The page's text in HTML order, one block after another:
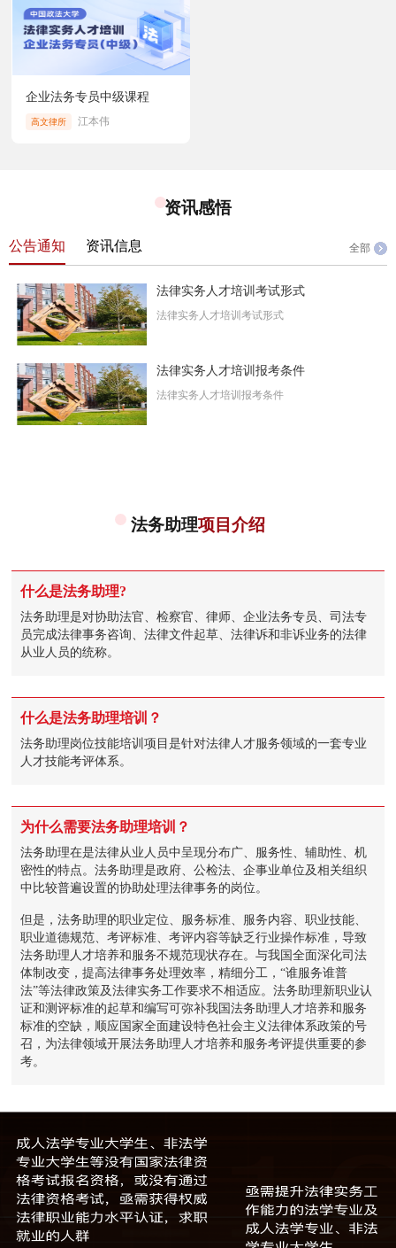
企业法务专员中级课程
高文律所 江本伟
资讯感悟
公告通知 资讯信息 全部
法律实务人才培训考试形式
法律实务人才培训考试形式
法律实务人才培训报考条件
法律实务人才培训报考条件
法务助理项目介绍
什么是法务助理?
法务助理是对协助法官、检察官、律师、企业法务专员、司法专
员完成法律事务咨询、法律文件起草、法律诉和非诉业务的法律
从业人员的统称。
什么是法务助理培训？
法务助理岗位技能培训项目是针对法律人才服务领域的一套专业
人才技能考评体系。
为什么需要法务助理培训？
法务助理在是法律从业人员中呈现分布广、服务性、辅助性、机
密性的特点。法务助理是政府、公检法、企事业单位及相关组织
中比较普遍设置的协助处理法律事务的岗位。
但是，法务助理的职业定位、服务标准、服务内容、职业技能、
职业道德规范、考评标准、考评内容等缺乏行业操作标准，导致
法务助理人才培养和服务不规范现状存在。与我国全面深化司法
体制改变，提高法律事务处理效率，精细分工，“谁服务谁普
法”等法律政策及法律实务工作要求不相适应。法务助理新职业认
证和测评标准的起草和编写可弥补我国法务助理人才培养和服务
标准的空缺，顺应国家全面建设特色社会主义法律体系政策的号
召，为法律领域开展法务助理人才培养和服务考评提供重要的参
考。